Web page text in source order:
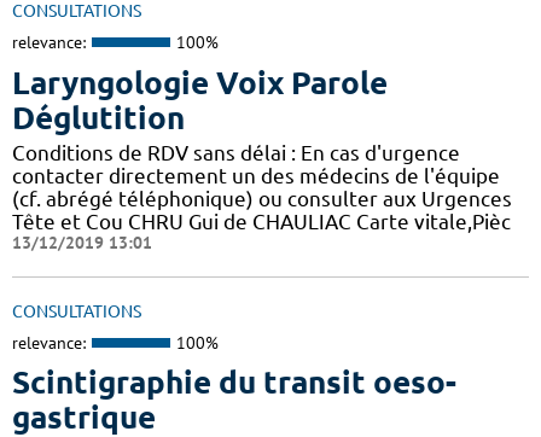
CONSULTATIONS
relevance: 100%
Laryngologie Voix Parole
Déglutition
Conditions de RDV sans délai : En cas d'urgence
contacter directement un des médecins de l'équipe
(cf. abrégé téléphonique) ou consulter aux Urgences
Tête et Cou CHRU Gui de CHAULIAC Carte vitale,Pièc
13/12/2019 13:01
CONSULTATIONS
relevance: 100%
Scintigraphie du transit oeso-
gastrique